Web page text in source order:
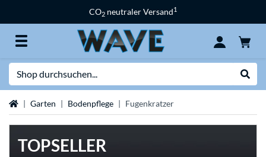
CO2 neutraler Versand1
StartseiteGarten Bodenpflege Fugenkratzer
TOPSELLER